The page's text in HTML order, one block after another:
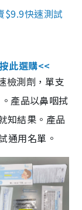
$9.9快速測試
此選購<<
檢測劑，單支
產品以鼻咽拭
知結果。產品
通用名單。